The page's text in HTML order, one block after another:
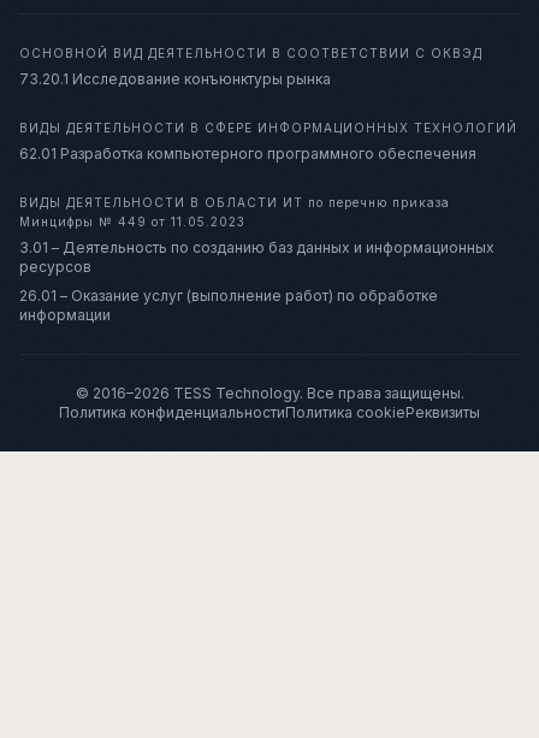
ОСНОВНОЙ ВИД ДЕЯТЕЛЬНОСТИ В СООТВЕТСТВИИ С ОКВЭД
73.20.1 Исследование конъюнктуры рынка
ВИДЫ ДЕЯТЕЛЬНОСТИ В СФЕРЕ ИНФОРМАЦИОННЫХ ТЕХНОЛОГИЙ
62.01 Разработка компьютерного программного обеспечения
ВИДЫ ДЕЯТЕЛЬНОСТИ В ОБЛАСТИ ИТ по перечню приказа
Минцифры № 449 от 11.05.2023
3.01 – Деятельность по созданию баз данных и информационных
ресурсов
26.01 – Оказание услуг (выполнение работ) по обработке
информации
© 2016–2026 TESS Technology. Все права защищены.
Политика конфиденциальностиПолитика cookieРеквизиты